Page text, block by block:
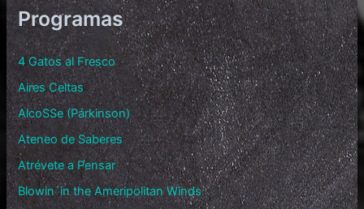
Programas
4 Gatos al Fresco
Aires Celtas
AlcoSSe (Párkinson)
Ateneo de Saberes
Atrévete a Pensar
Blowin´in the Ameripolitan Winds